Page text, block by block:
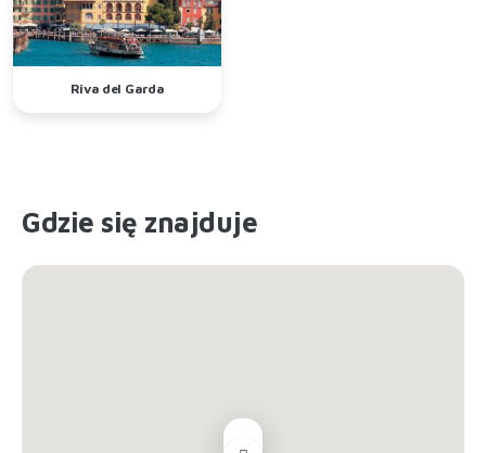
Riva del Garda
Gdzie się znajduje